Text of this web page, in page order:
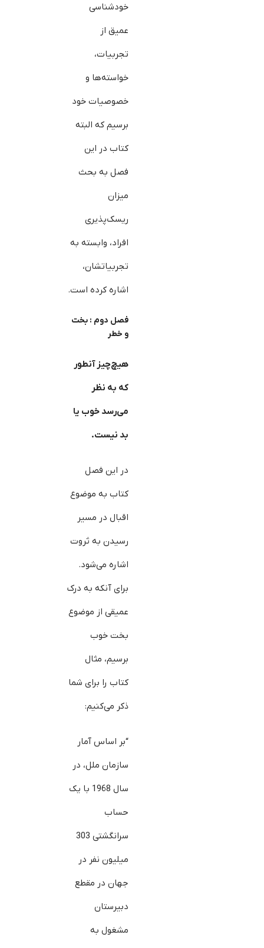
خودشناسی
عمیق از
تجربیات،
خواسته‌ها و
خصوصیات خود
برسیم که البته
کتاب در این
فصل به بحث
میزان
ریسک‌پذیری
افراد، وابسته به
تجربیاتشان،
اشاره کرده است.
فصل دوم : بخت
و خطر
هیچچیز آنطور
که به نظر
می‌رسد خوب یا
بد نیست.
در این فصل
کتاب به موضوع
اقبال در مسیر
رسیدن به ثروت
اشاره می‌شود.
برای آن‎که به درک
عمیقی از موضوع
بخت خوب
برسیم، مثال
کتاب را برای شما
ذکر می‎‌کنیم:
“بر اساس آمار
سازمان ملل، در
سال 1968 با یک
حساب
سرانگشتی 303
میلیون نفر در
جهان در مقطع
دبیرستان
مشغول به